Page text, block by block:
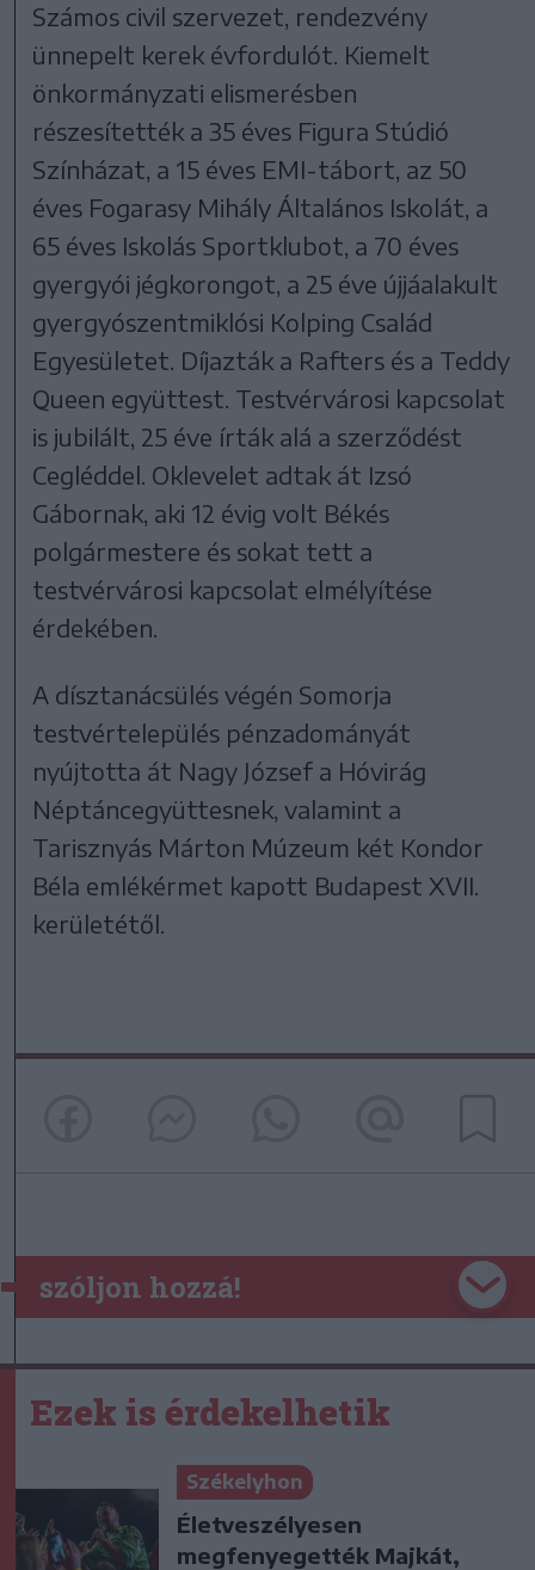
Számos civil szervezet, rendezvény
ünnepelt kerek évfordulót. Kiemelt
önkormányzati elismerésben
részesítették a 35 éves Figura Stúdió
Színházat, a 15 éves EMI-tábort, az 50
éves Fogarasy Mihály Általános Iskolát, a
65 éves Iskolás Sportklubot, a 70 éves
gyergyói jégkorongot, a 25 éve újjáalakult
gyergyószentmiklósi Kolping Család
Egyesületet. Díjazták a Rafters és a Teddy
Queen együttest. Testvérvárosi kapcsolat
is jubilált, 25 éve írták alá a szerződést
Cegléddel. Oklevelet adtak át Izsó
Gábornak, aki 12 évig volt Békés
polgármestere és sokat tett a
testvérvárosi kapcsolat elmélyítése
érdekében.
A dísztanácsülés végén Somorja
testvértelepülés pénzadományát
nyújtotta át Nagy József a Hóvirág
Néptáncegyüttesnek, valamint a
Tarisznyás Márton Múzeum két Kondor
Béla emlékérmet kapott Budapest XVII.
kerületétől.
szóljon hozzá!
Ezek is érdekelhetik
Székelyhon
Életveszélyesen
megfenyegették Majkát,